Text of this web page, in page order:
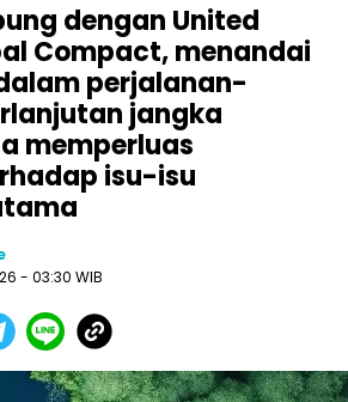
dengan United
Compact, menandai
perjalanan-
jangka
memperluas
isu-isu
- 03:30 WIB